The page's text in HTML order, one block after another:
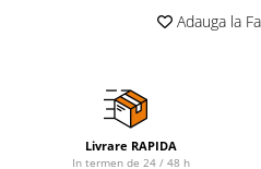
Adauga la
Livrare RAPIDA
In termen de 24 / 48 h